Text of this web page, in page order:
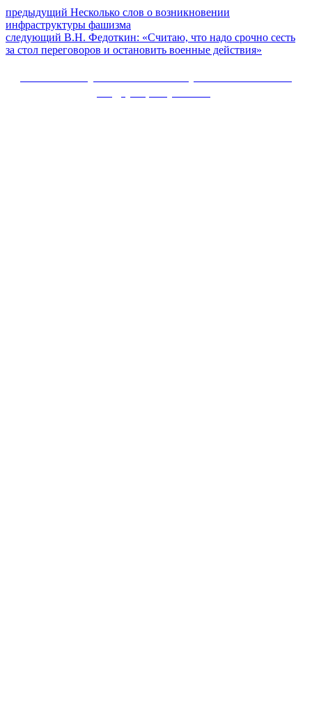
Навигация
по
записям
предыдущий Предыдущий
пост:
Несколько слов о возникновении
инфраструктуры фашизма
следующий Следующее
сообщение:
В.Н. Федоткин: «Считаю, что надо срочно сесть
за стол переговоров и остановить военные действия»